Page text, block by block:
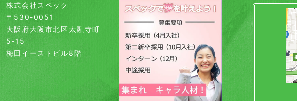
株式会社スペック
〒530-0051
大阪府大阪市北区太融寺町
5-15
梅田イーストビル8階